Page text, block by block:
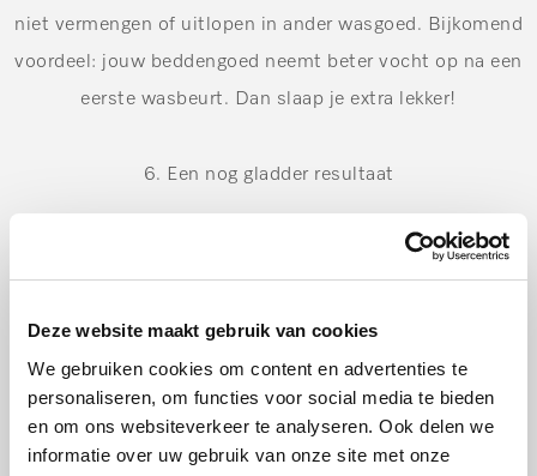
Deze website maakt gebruik van cookies
We gebruiken cookies om content en advertenties te
personaliseren, om functies voor social media te bieden
en om ons websiteverkeer te analyseren. Ook delen we
informatie over uw gebruik van onze site met onze
niet vermengen of uitlopen in ander wasgoed. Bijkomend
voordeel: jouw beddengoed neemt beter vocht op na een
eerste wasbeurt. Dan slaap je extra lekker!
6. Een nog gladder resultaat
Met speciale functies zoals Voorstrijken, SteamCare of
van stoom komt jouw wasgoed er namelijk bijzonder
kreukvrij uit. Daarnaast helpt het ook om je wasgoed na
de was- en of droogbeurt direct uit de machine halen. Zo
krijgen kreukels nog minder kans.